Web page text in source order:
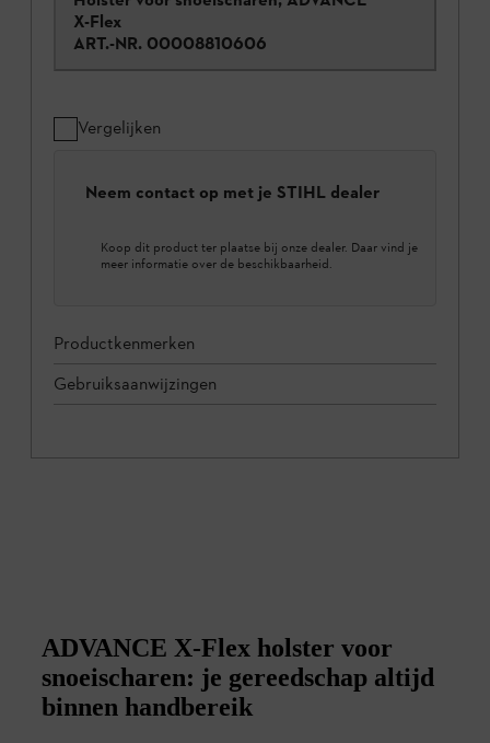
X-Flex
ART.-NR. 00008810606
Vergelijken
Neem contact op met je STIHL dealer
Koop dit product ter plaatse bij onze dealer. Daar vind je
meer informatie over de beschikbaarheid.
Productkenmerken
Gebruiksaanwijzingen
ADVANCE X-Flex holster voor
snoeischaren: je gereedschap altijd
binnen handbereik